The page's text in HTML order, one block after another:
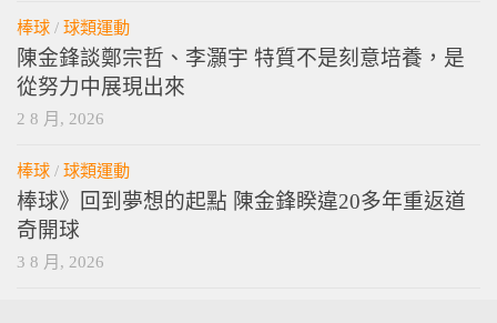
棒球 / 球類運動
陳金鋒談鄭宗哲、李灝宇 特質不是刻意培養，是
從努力中展現出來
2 8 月, 2026
棒球 / 球類運動
棒球》回到夢想的起點 陳金鋒睽違20多年重返道
奇開球
3 8 月, 2026